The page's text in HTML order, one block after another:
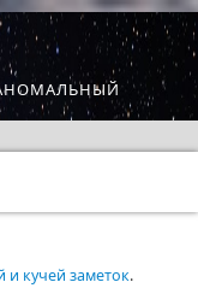
и кучей заметок.